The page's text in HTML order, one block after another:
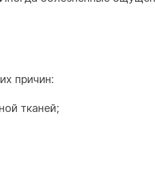
причин:
тканей;